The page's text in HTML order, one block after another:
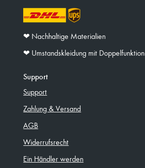
❤︎ Nachhaltige Materialien
❤︎ Umstandskleidung mit Doppelfunktion
Support
Support
Zahlung & Versand
AGB
Widerrufsrecht
Ein Händler werden